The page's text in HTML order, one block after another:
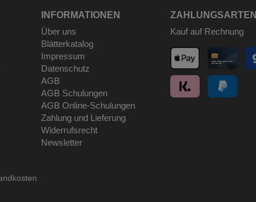
INFORMATIONEN
Über uns
Blätterkatalog
Impressum
Datenschutz
AGB
AGB Schulungen
AGB Online-Schulungen
Zahlung und Lieferung
Widerrufsrecht
Newsletter
ZAHLUNGSARTEN
Kauf auf Rechnung